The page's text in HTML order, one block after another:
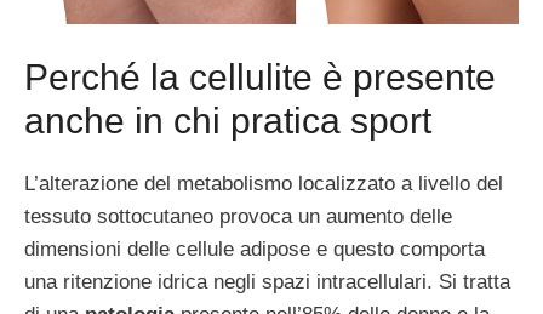
Perché la cellulite è presente
anche in chi pratica sport
L’alterazione del metabolismo localizzato a livello del
tessuto sottocutaneo provoca un aumento delle
dimensioni delle cellule adipose e questo comporta
una ritenzione idrica negli spazi intracellulari. Si tratta